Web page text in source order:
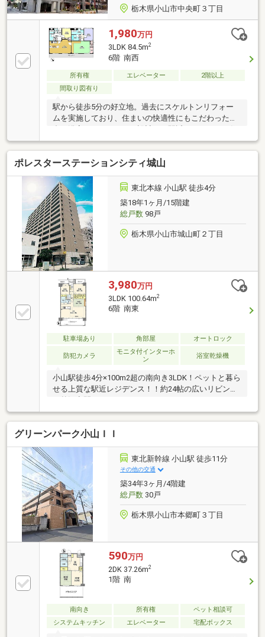
栃木県小山市中央町３丁目
1,980万円
3LDK 84.5m2
6階 南西
所有権 エレベーター
2階以上
間取り図有り
駅から徒歩5分の好立地。過去にスケルトンリフォー
ムを実施しており、住まいの快適性にもこだわった一
み心地にもこだわりたい方におすすめの物件です。
ポレスターステーションシティ城山
東北本線 小山駅 徒歩4分
築18年1ヶ月/15階建
総戸数98戸
栃木県小山市城山町２丁目
3,980万円
3LDK 100.64m2
6階 南東
駐車場あり 角部屋 オートロック
防犯カメラ
モニタ付インターホ
ン
浴室乾燥機
小山駅徒歩4分×100m2超の南向き3LDK！ペットと暮ら
せる上質な駅近レジデンス！！約24帖の広いリビング
グリーンパーク小山ＩＩ
東北新幹線 小山駅 徒歩11分
その他の交通
築34年3ヶ月/4階建
総戸数30戸
栃木県小山市本郷町３丁目
590万円
2DK 37.26m2
1階 南
南向き 所有権
ペット相談可
システムキッチン
エレベーター 宅配ボックス